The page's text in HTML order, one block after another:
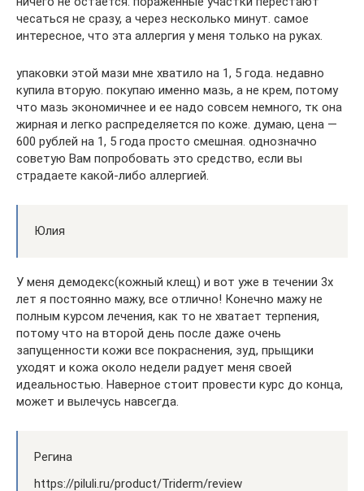
чесаться не сразу, а через несколько минут. самое
интересное, что эта аллергия у меня только на руках.
упаковки этой мази мне хватило на 1, 5 года. недавно
купила вторую. покупаю именно мазь, а не крем, потому
что мазь экономичнее и ее надо совсем немного, тк она
жирная и легко распределяется по коже. думаю, цена —
600 рублей на 1, 5 года просто смешная. однозначно
советую Вам попробовать это средство, если вы
страдаете какой-либо аллергией.
Юлия
У меня демодекс(кожный клещ) и вот уже в течении 3х
лет я постоянно мажу, все отлично! Конечно мажу не
полным курсом лечения, как то не хватает терпения,
потому что на второй день после даже очень
запущенности кожи все покраснения, зуд, прыщики
уходят и кожа около недели радует меня своей
идеальностью. Наверное стоит провести курс до конца,
может и вылечусь навсегда.
Регина
https://piluli.ru/product/Triderm/review